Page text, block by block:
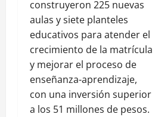
construyeron 225 nuevas
aulas y siete planteles
educativos para atender el
crecimiento de la matrícula
y mejorar el proceso de
enseñanza-aprendizaje,
con una inversión superior
a los 51 millones de pesos.